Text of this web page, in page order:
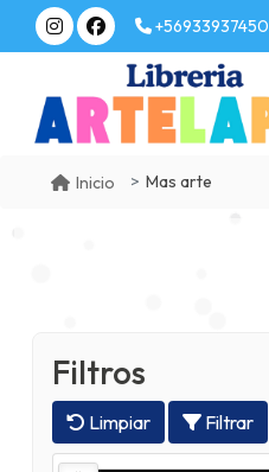
+56933937450
Inicio Mas arte
Filtros
Limpiar Filtrar